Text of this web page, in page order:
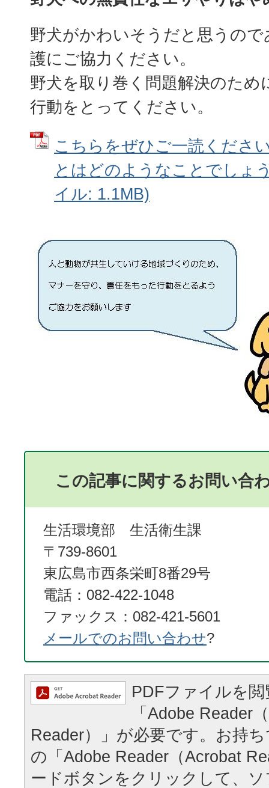
野犬がかわいそうだと思うの
護にご協力ください。
野犬を取り巻く問題解決のため
行動をとってください。
こちらをぜひご一読くださ
とはどのようなことでしょ
イル: 1.1MB)
この記事に関するお問い合
生活環境部 生活衛生課
〒739-8601
東広島市西条栄町8番29号
電話：082-422-1048
ファックス：082-421-5601
メールでのお問い合わせ?
PDFファイルを
「Adobe Reader
Reader）」が必要です。お持
の「Adobe Reader（Acrobat
ードボタンをクリックして、